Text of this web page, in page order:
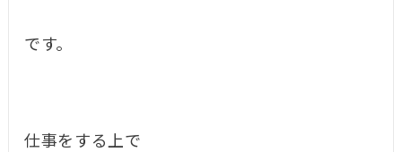
です。
仕事をする上で